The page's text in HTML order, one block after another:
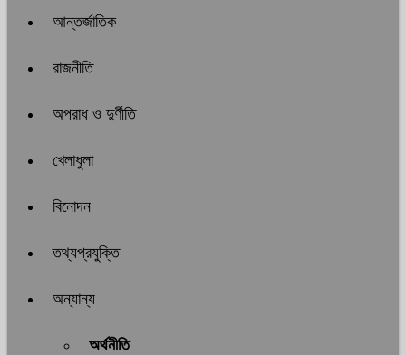
আন্তর্জাতিক
রাজনীতি
অপরাধ ও দুর্ণীতি
খেলাধুলা
বিনোদন
তথ্যপ্রযুক্তি
অন্যান্য
অর্থনীতি